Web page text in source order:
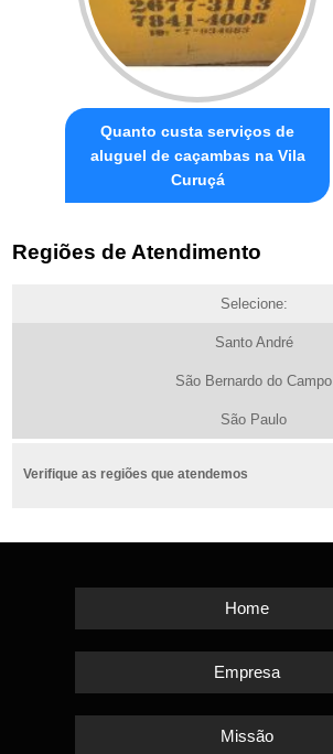
Quanto custa serviços de
aluguel de caçambas na Vila
Curuçá
Regiões de Atendimento
Selecione:
Santo André
São Bernardo do Campo
São Paulo
Verifique as regiões que atendemos
Home
Empresa
Missão